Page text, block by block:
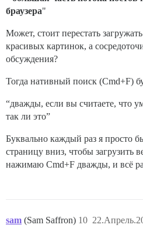
браузера"
Может, стоит перестать
красивых картинок, а
обсуждения?
Тогда нативный поиск (Cmd+F)
“дважды, если вы считаете, что
так ли это”
Буквально каждый раз я просто
страницу вниз, чтобы загрузить
нажимаю Cmd+F дважды, и всё
sam (Sam Saffron) 10